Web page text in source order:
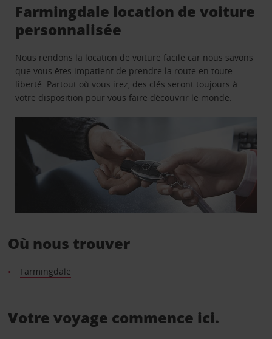
Farmingdale location de voiture
personnalisée
Nous rendons la location de voiture facile car nous savons
que vous êtes impatient de prendre la route en toute
liberté. Partout où vous irez, des clés seront toujours à
votre disposition pour vous faire découvrir le monde.
Où nous trouver
Farmingdale
Votre voyage commence ici.